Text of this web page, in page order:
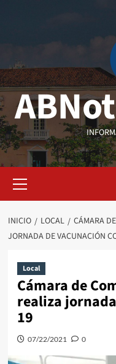
primario
INICIO LOCAL
CÁMARA
JORNADA DE VACUNACIÓN
Local
Cámara de
realiza
19
07/22/2021 0